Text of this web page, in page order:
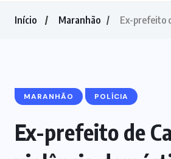
Início Maranhão Ex-prefeito
MARANHÃO POLÍCIA
Ex-prefeito de